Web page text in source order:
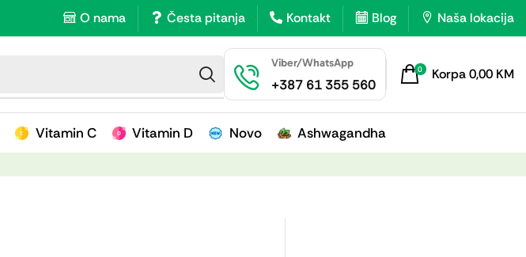
O nama Česta pitanja Kontakt Blog Naša lokacija
Viber/WhatsApp
+387 61 355 560
0 Korpa0,00 KM
Vitamin C Vitamin D Novo Ashwagandha